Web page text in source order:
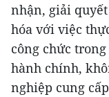
nhận, giải
hóa với việc
công chức
hành chính,
nghiệp cung